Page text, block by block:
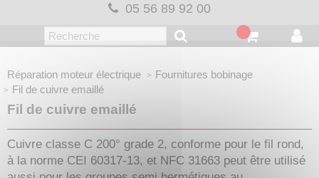
05 56 89 92 00
Réparation moteur électrique
Fournitures bobinage
Fil de cuivre emaillé
Fil de cuivre emaillé
Cuivre classe C 200° grade 2, conforme pour le fil rond,
à la norme CEI 60317-13, et NFC 31663 peut être utilisé